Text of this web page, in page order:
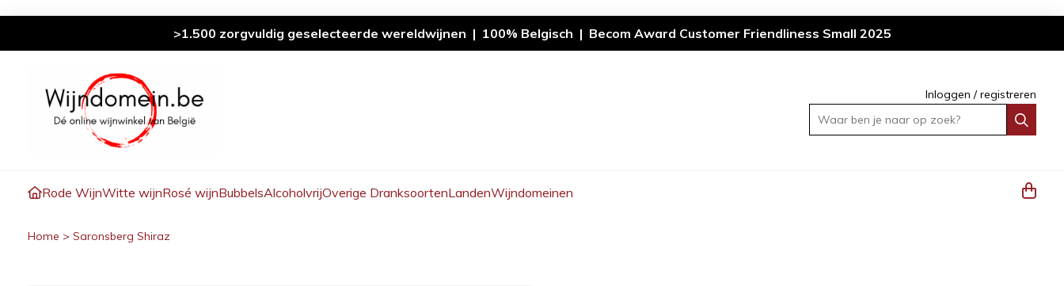
>1.500 zorgvuldig geselecteerde wereldwijnen | 100% Belgisch | Becom Award Customer Friendliness Small 2025
Inloggen /registreren
Waar ben je naar op zoek?
Rode WijnWitte wijnRosé wijnBubbelsAlcoholvrijOverige DranksoortenLandenWijndomeinen
Home > Saronsberg Shiraz